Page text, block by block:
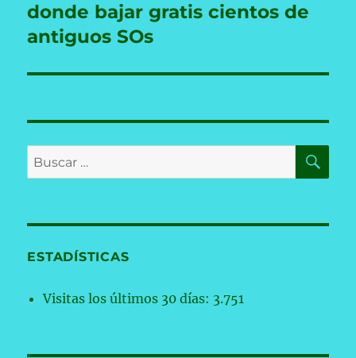
donde bajar gratis cientos de
antiguos SOs
Buscar
por:
ESTADÍSTICAS
Visitas los últimos 30 días: 3.751